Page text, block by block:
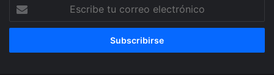
tu
correo